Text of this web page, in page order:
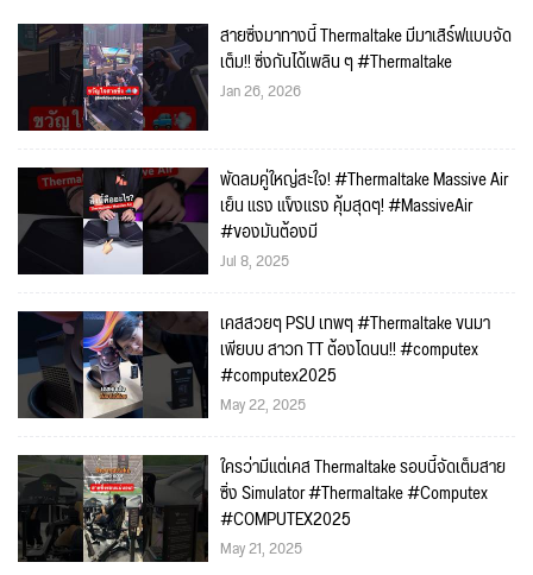
สายซิ่งมาทางนี้ Thermaltake มีมาเสิร์ฟแบบจัด
เต็ม!! ซิ่งกันได้เพลิน ๆ #Thermaltake
Jan 26, 2026
พัดลมคู่ใหญ่สะใจ! #Thermaltake Massive Air
เย็น แรง แข็งแรง คุ้มสุดๆ! #MassiveAir
#ของมันต้องมี
Jul 8, 2025
เคสสวยๆ PSU เทพๆ #Thermaltake ขนมา
เพียบบ สาวก TT ต้องโดนน!! #computex
#computex2025
May 22, 2025
ใครว่ามีแต่เคส Thermaltake รอบนี้จัดเต็มสาย
ซิ่ง Simulator #Thermaltake #Computex
#COMPUTEX2025
May 21, 2025